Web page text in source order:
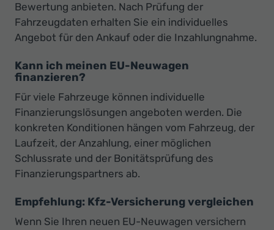
Bewertung anbieten. Nach Prüfung der
Fahrzeugdaten erhalten Sie ein individuelles
Angebot für den Ankauf oder die Inzahlungnahme.
Kann ich meinen EU-Neuwagen
finanzieren?
Für viele Fahrzeuge können individuelle
Finanzierungslösungen angeboten werden. Die
konkreten Konditionen hängen vom Fahrzeug, der
Laufzeit, der Anzahlung, einer möglichen
Schlussrate und der Bonitätsprüfung des
Finanzierungspartners ab.
Empfehlung: Kfz-Versicherung vergleichen
Wenn Sie Ihren neuen EU-Neuwagen versichern